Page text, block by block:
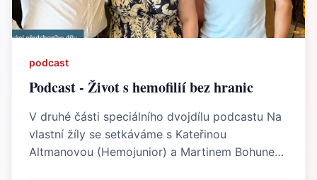
podcast
Podcast - Život s hemofilií bez hranic
V druhé části speciálního dvojdílu podcastu Na
vlastní žíly se setkáváme s Kateřinou
Altmanovou (Hemojunior) a Martinem Bohunem